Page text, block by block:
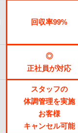
回収率99%
◎
正社員が対応
スタッフの
体調管理を実施
お客様
キャンセル可能